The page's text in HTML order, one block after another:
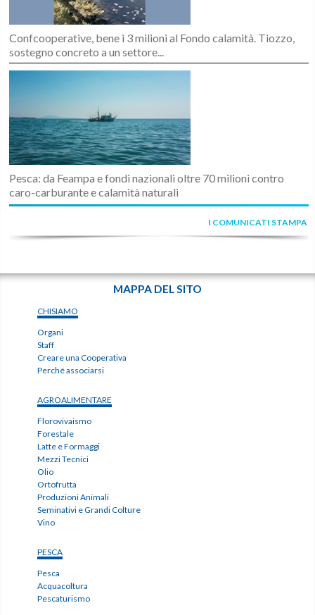
Confcooperative, bene i 3 milioni al Fondo calamità. Tiozzo,
sostegno concreto a un settore...
Pesca: da Feampa e fondi nazionali oltre 70 milioni contro
caro-carburante e calamità naturali
I COMUNICATI STAMPA
MAPPA DEL SITO
CHISIAMO
Organi
Staff
Creare una Cooperativa
Perché associarsi
AGROALIMENTARE
Florovivaismo
Forestale
Latte e Formaggi
Mezzi Tecnici
Olio
Ortofrutta
Produzioni Animali
Seminativi e Grandi Colture
Vino
PESCA
Pesca
Acquacoltura
Pescaturismo